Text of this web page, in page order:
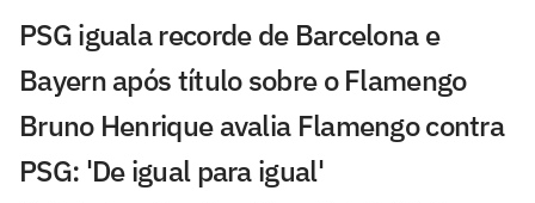
PSG iguala recorde de Barcelona e
Bayern após título sobre o Flamengo
Bruno Henrique avalia Flamengo contra
PSG: 'De igual para igual'